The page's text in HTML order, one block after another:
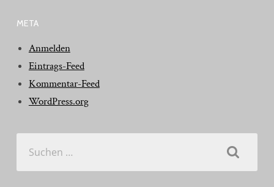
META
Anmelden
Eintrags-Feed
Kommentar-Feed
WordPress.org
nach: